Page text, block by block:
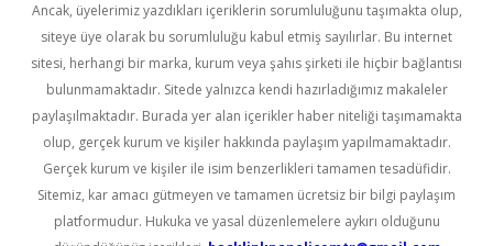
Ancak, üyelerimiz yazdıkları içeriklerin sorumluluğunu taşımakta olup,
siteye üye olarak bu sorumluluğu kabul etmiş sayılırlar. Bu internet
sitesi, herhangi bir marka, kurum veya şahıs şirketi ile hiçbir bağlantısı
bulunmamaktadır. Sitede yalnızca kendi hazırladığımız makaleler
paylaşılmaktadır. Burada yer alan içerikler haber niteliği taşımamakta
olup, gerçek kurum ve kişiler hakkında paylaşım yapılmamaktadır.
Gerçek kurum ve kişiler ile isim benzerlikleri tamamen tesadüfidir.
Sitemiz, kar amacı gütmeyen ve tamamen ücretsiz bir bilgi paylaşım
platformudur. Hukuka ve yasal düzenlemelere aykırı olduğunu